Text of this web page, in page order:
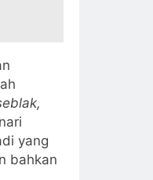
yang
bahkan